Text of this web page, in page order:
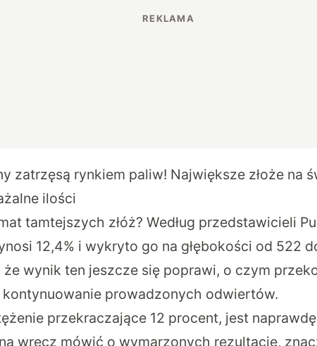
zatrzęsą rynkiem paliw! Największe złoże na
ilości
tamtejszych złóż? Według przedstawicieli
12,4% i wykryto go na głębokości od 522
wynik ten jeszcze się poprawi, o czym
prowadzonych odwiertów.
przekraczające 12 procent, jest
wręcz mówić o wymarzonych rezultacie,